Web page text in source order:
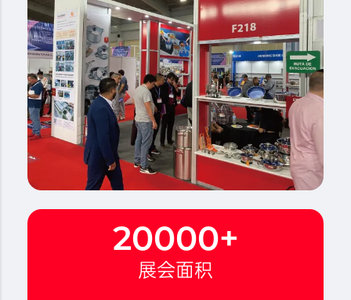
20000+
展会面积